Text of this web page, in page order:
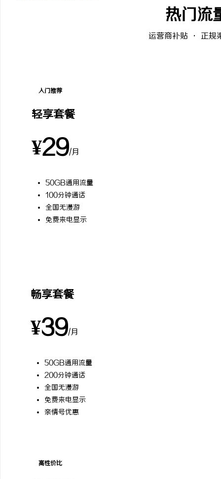
热门流
运营商补贴 · 正规
入门推荐
轻享套餐
¥29/月
50GB通用流量
100分钟通话
全国无漫游
免费来电显示
畅享套餐
¥39/月
50GB通用流量
200分钟通话
全国无漫游
免费来电显示
亲情号优惠
高性价比